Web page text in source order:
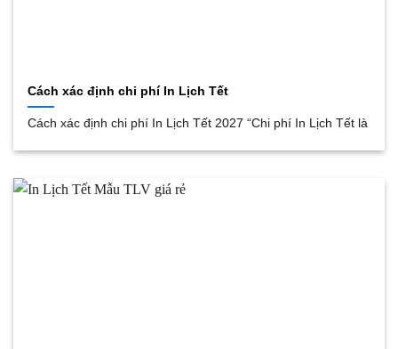
Cách xác định chi phí In Lịch Tết
Cách xác định chi phí In Lịch Tết 2027 “Chi phí In Lịch Tết là